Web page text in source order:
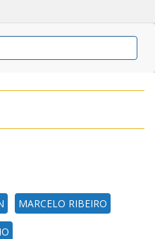
MARCELO RIBEIRO